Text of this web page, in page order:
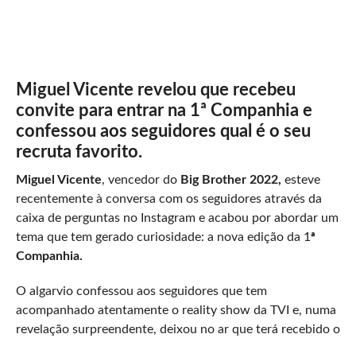
Miguel Vicente revelou que recebeu
convite para entrar na 1ª Companhia e
confessou aos seguidores qual é o seu
recruta favorito.
Miguel Vicente, vencedor doBig Brother 2022, esteve
recentemente à conversa com os seguidores através da
caixa de perguntas no Instagram e acabou por abordar um
tema que tem gerado curiosidade: a nova edição da 1 ª
Companhia.
O algarvio confessou aos seguidores que tem
acompanhado atentamente o reality show da TVI e, numa
revelação surpreendente, deixou no ar que terá recebido o